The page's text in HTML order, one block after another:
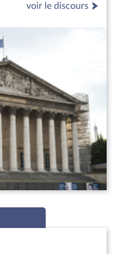
voir le discours